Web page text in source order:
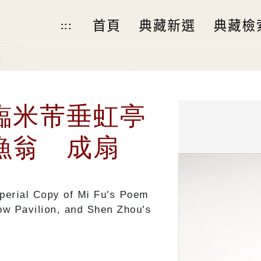
::: 首頁 典藏新選 典藏檢
米芾垂虹亭
翁 成扇
Copy of Mi Fu's Poem
Pavilion, and Shen Zhou's